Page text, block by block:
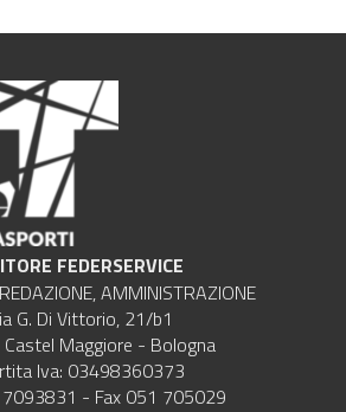
FEDERSERVICE
AMMINISTRAZIONE
G. Di Vittorio, 21/b1
Maggiore - Bologna
Iva: 03498360373
7093831 - Fax 051 705029